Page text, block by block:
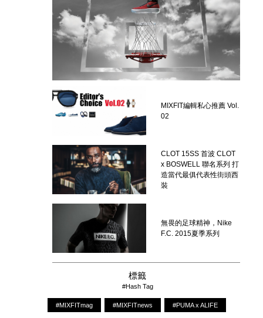
MIXFIT編輯私心推薦 Vol.
02
CLOT 15SS 首波 CLOT
x BOSWELL 聯名系列 打
造當代最俱代表性街頭西
裝
無畏的足球精神，Nike
F.C. 2015夏季系列
標籤
#Hash Tag
#MIXFITmag #MIXFITnews #PUMA x ALIFE